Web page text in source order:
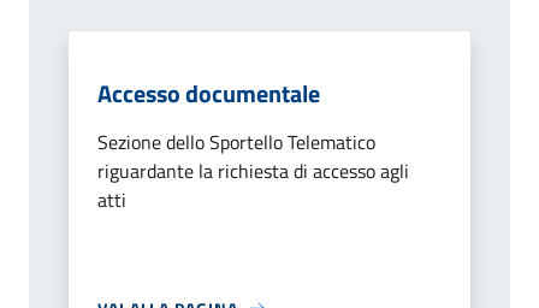
Accesso documentale
Sezione dello Sportello Telematico
riguardante la richiesta di accesso agli
atti